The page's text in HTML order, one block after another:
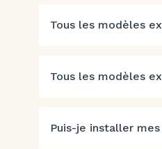
Tous les modèles
Tous les modèles
Puis-je installer